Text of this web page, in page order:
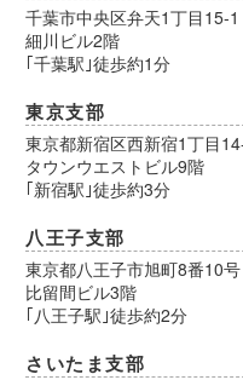
千葉市中央区弁天1丁目15-
細川ビル2階
｢千葉駅｣徒歩約1分
東京支部
東京都新宿区西新宿1丁目
タウンウエストビル9階
｢新宿駅｣徒歩約3分
八王子支部
東京都八王子市旭町8番10号
比留間ビル3階
｢八王子駅｣徒歩約2分
さいたま支部